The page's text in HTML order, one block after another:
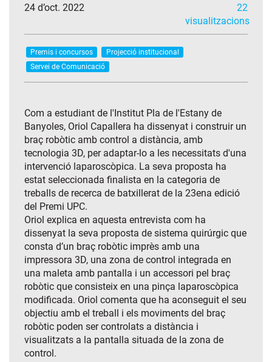
24 d’oct. 2022
22
visualitzacions
Premis i concursos
Projecció institucional
Servei de Comunicació
Com a estudiant de l'Institut Pla de l'Estany de
Banyoles, Oriol Capallera ha dissenyat i construir un
braç robòtic amb control a distància, amb
tecnologia 3D, per adaptar-lo a les necessitats d'una
intervenció laparoscòpica. La seva proposta ha
estat seleccionada finalista en la categoria de
treballs de recerca de batxillerat de la 23ena edició
del Premi UPC.
Oriol explica en aquesta entrevista com ha
dissenyat la seva proposta de sistema quirúrgic que
consta d’un braç robòtic imprès amb una
impressora 3D, una zona de control integrada en
una maleta amb pantalla i un accessori pel braç
robòtic que consisteix en una pinça laparoscòpica
modificada. Oriol comenta que ha aconseguit el seu
objectiu amb el treball i els moviments del braç
robòtic poden ser controlats a distància i
visualitzats a la pantalla situada de la zona de
control.